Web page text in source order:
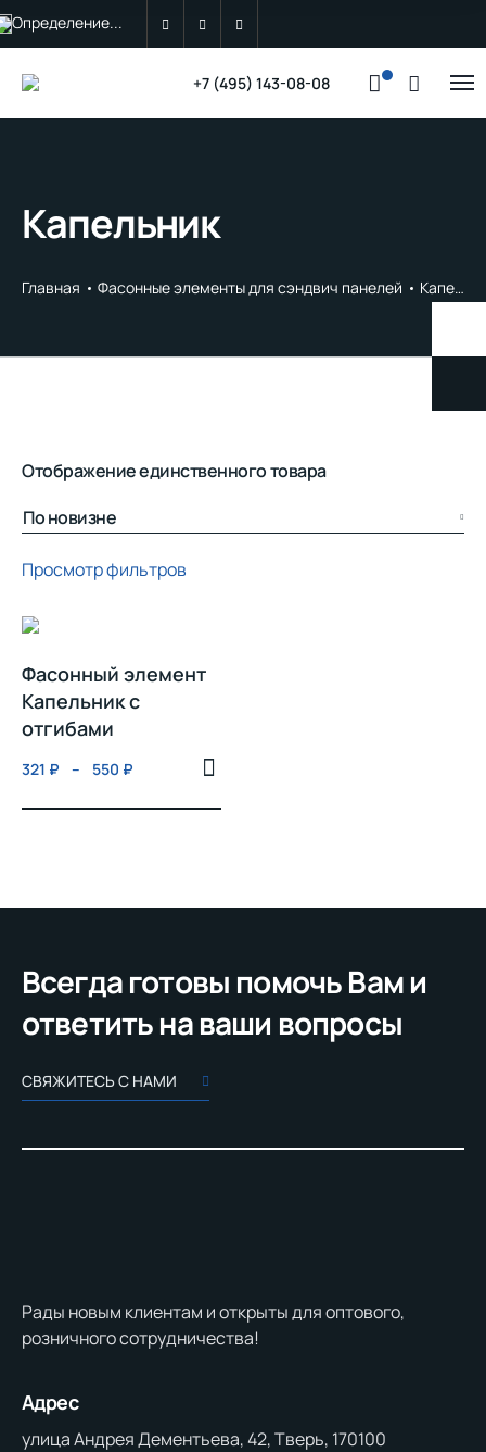
Определение...
+7 (495) 143-08-08
Капельник
Главная Фасонные элементы для сэндвич панелей Капельник
Отображение единственного товара
Просмотр фильтров
Фасонный элемент
Капельник с
отгибами
321 ₽ – 550 ₽
Всегда готовы помочь Вам и
ответить на ваши вопросы
СВЯЖИТЕСЬ С НАМИ
Рады новым клиентам и открыты для оптового,
розничного сотрудничества!
Адрес
улица Андрея Дементьева, 42, Тверь, 170100